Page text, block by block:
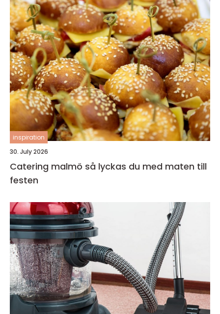
inspiration
30. July 2026
Catering malmö så lyckas du med maten till
festen